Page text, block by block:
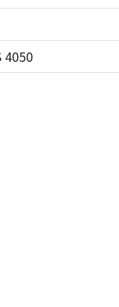
4050